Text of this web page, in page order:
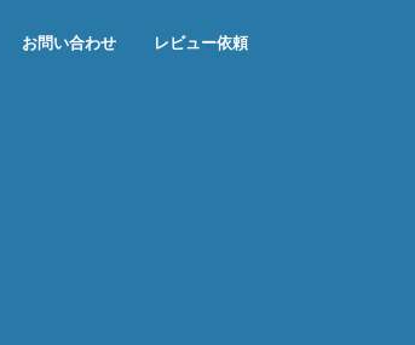
お問い合わせ レビュー依頼